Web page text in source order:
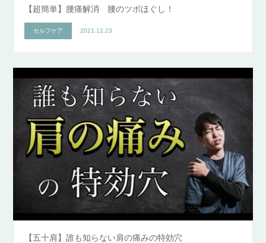
【超簡単】腰痛解消 腰のツボほぐし！
セルフケア 2021.12.23
【五十肩】誰も知らない肩の痛みの特効穴